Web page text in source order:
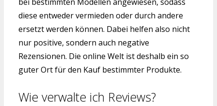
diese entweder vermieden oder durch andere
ersetzt werden können. Dabei helfen also nicht
nur positive, sondern auch negative
Rezensionen. Die online Welt ist deshalb ein so
guter Ort für den Kauf bestimmter Produkte.
Wie verwalte ich Reviews?